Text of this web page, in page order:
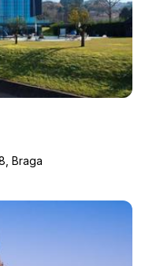
Braga